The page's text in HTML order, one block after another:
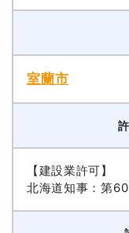
室蘭市
【建設業許可】
北海道知事：第